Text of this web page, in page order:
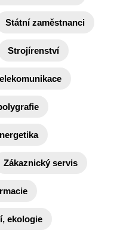
Státní zaměstnanci
Strojírenství
Zákaznický servis
ekologie